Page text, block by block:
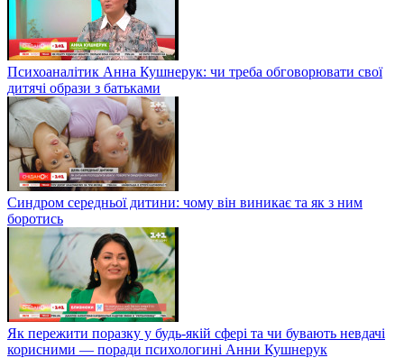
Психоаналітик Анна Кушнерук: чи треба обговорювати свої
дитячі образи з батьками
Синдром середньої дитини: чому він виникає та як з ним
боротись
Як пережити поразку у будь-якій сфері та чи бувають невдачі
корисними — поради психологині Анни Кушнерук